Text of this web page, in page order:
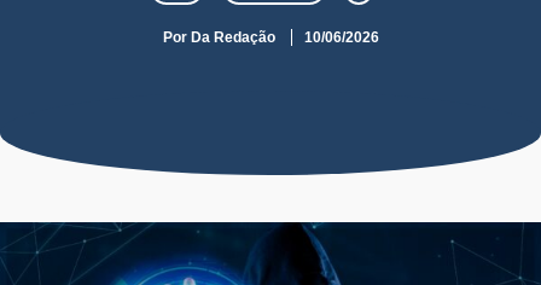
Por Da Redação 10/06/2026